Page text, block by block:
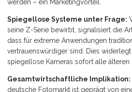
werden – ein Marketingvorteil.
Spiegellose Systeme unter Frage:
seine Z-Serie bewirbt, signalisiert die
dass für extreme Anwendungen
vertrauenswürdiger sind. Dies
spiegellose Kameras sofort alle älteren
Gesamtwirtschaftliche Implikation:
deutsche Fotomarkt ist geprägt von